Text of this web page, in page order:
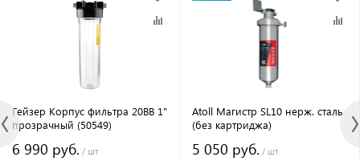
Гейзер Корпус фильтра 20BB 1"
прозрачный (50549)
6 990 руб. / шт
Atoll Магистр SL10 нерж. сталь
(без картриджа)
5 050 руб. / шт